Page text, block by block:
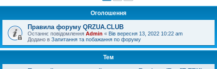
Оголошення
Правила форуму QRZUA.CLUB
Останнє повідомлення Admin « Вів вересня 13, 2022 10:22 am
Додано в Запитання та побажання по форуму
Тем